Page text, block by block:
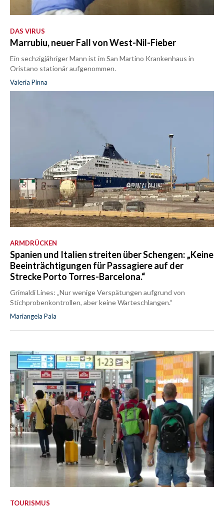
DAS VIRUS
Marrubiu, neuer Fall von West-Nil-Fieber
Ein sechzigjähriger Mann ist im San Martino Krankenhaus in
Oristano stationär aufgenommen.
Valeria Pinna
ARMDRÜCKEN
Spanien und Italien streiten über Schengen: „Keine
Beeinträchtigungen für Passagiere auf der
Strecke Porto Torres-Barcelona.“
Grimaldi Lines: „Nur wenige Verspätungen aufgrund von
Stichprobenkontrollen, aber keine Warteschlangen.“
Mariangela Pala
TOURISMUS